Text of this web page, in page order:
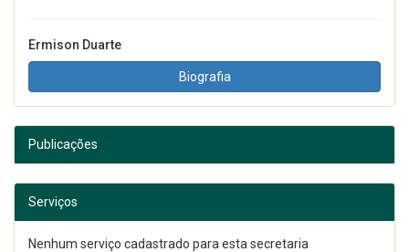
Ermison Duarte
Biografia
Publicações
Serviços
Nenhum serviço cadastrado para esta secretaria